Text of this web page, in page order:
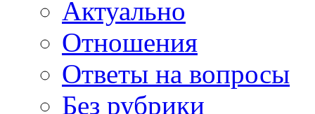
Актуально
Отношения
Ответы на вопросы
Без рубрики